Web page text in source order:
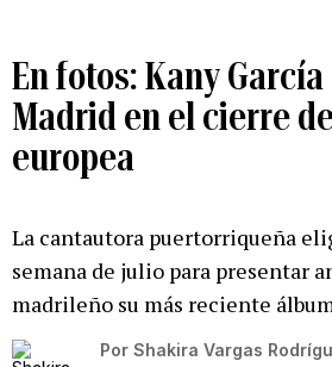
En fotos: Kany
Madrid en el cierre
europea
La cantautora puertorriqueña
semana de julio para presentar
madrileño su más reciente
Por Shakira Vargas